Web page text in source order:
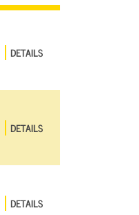
DETAILS
DETAILS
DETAILS